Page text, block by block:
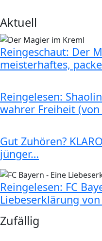
Aktuell
Reingeschaut: Der
meisterhaftes,
Reingelesen:
wahrer Freiheit (von
Gut Zuhören?
jünger…
Reingelesen: FC
Liebeserklärung
Zufällig